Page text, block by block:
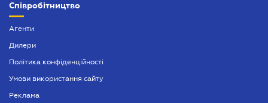
Співробітництво
Агенти
Дилери
Політика конфіденційності
Умови використання сайту
Реклама